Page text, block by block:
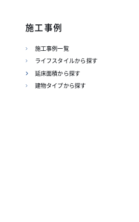
施工事例
施工事例一覧
ライフスタイルから探す
延床面積から探す
建物タイプから探す